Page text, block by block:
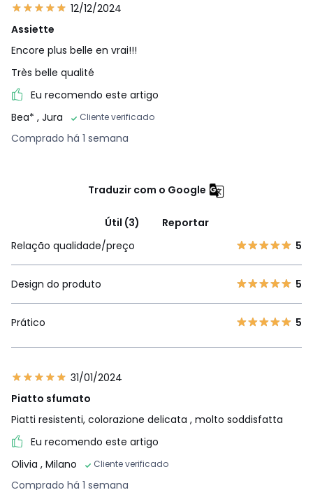
12/12/2024
Assiette
Encore plus belle en vrai!!!
Très belle qualité
Eu recomendo este artigo
Bea* , Jura Cliente verificado
Comprado há 1 semana
Traduzir com o Google
Útil (3)
Reportar
Relação qualidade/preço
5
Design do produto 5
Prático 5
31/01/2024
Piatto sfumato
Piatti resistenti, colorazione delicata , molto soddisfatta
Eu recomendo este artigo
Olivia , Milano Cliente verificado
Comprado há 1 semana